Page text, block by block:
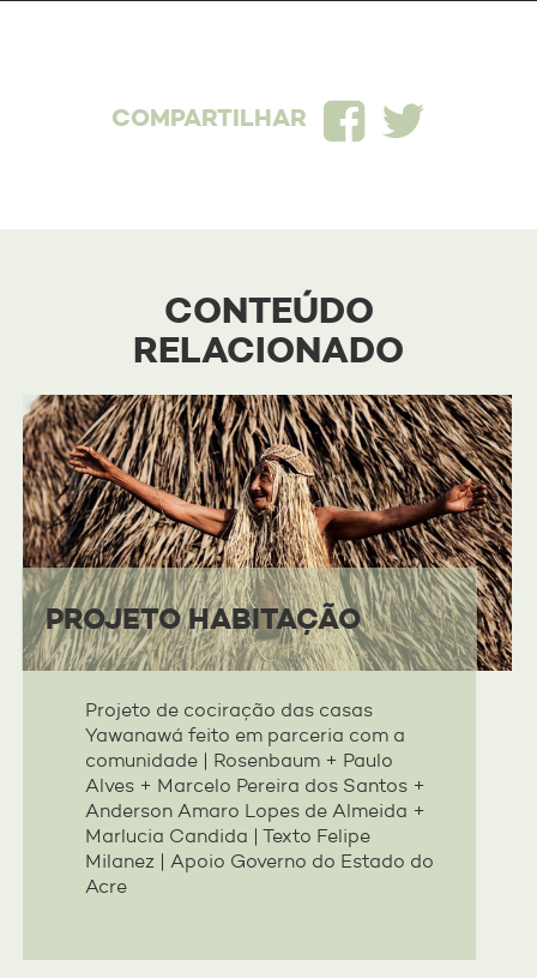
VALE DO RIBEIRA
PARCERIAS
PARCEIROS
SEJA UM PARCEIRO
CONTATO
COMPARTILHAR
CONTEÚDO
RELACIONADO
PROJETO HABITAÇÃO
Projeto de cociração das casas
Yawanawá feito em parceria com a
comunidade | Rosenbaum + Paulo
Alves + Marcelo Pereira dos Santos +
Anderson Amaro Lopes de Almeida +
Marlucia Candida | Texto Felipe
Milanez | Apoio Governo do Estado do
Acre